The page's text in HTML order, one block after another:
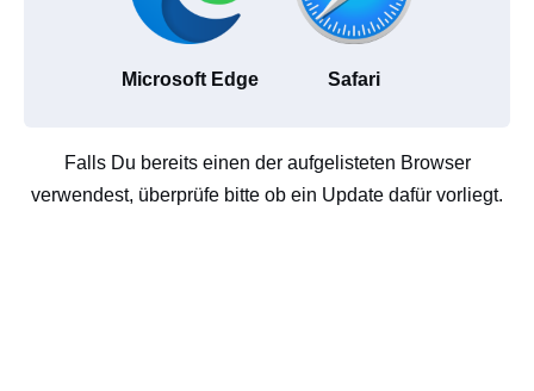
Microsoft Edge Safari
Falls Du bereits einen der aufgelisteten Browser
verwendest, überprüfe bitte ob ein Update dafür vorliegt.